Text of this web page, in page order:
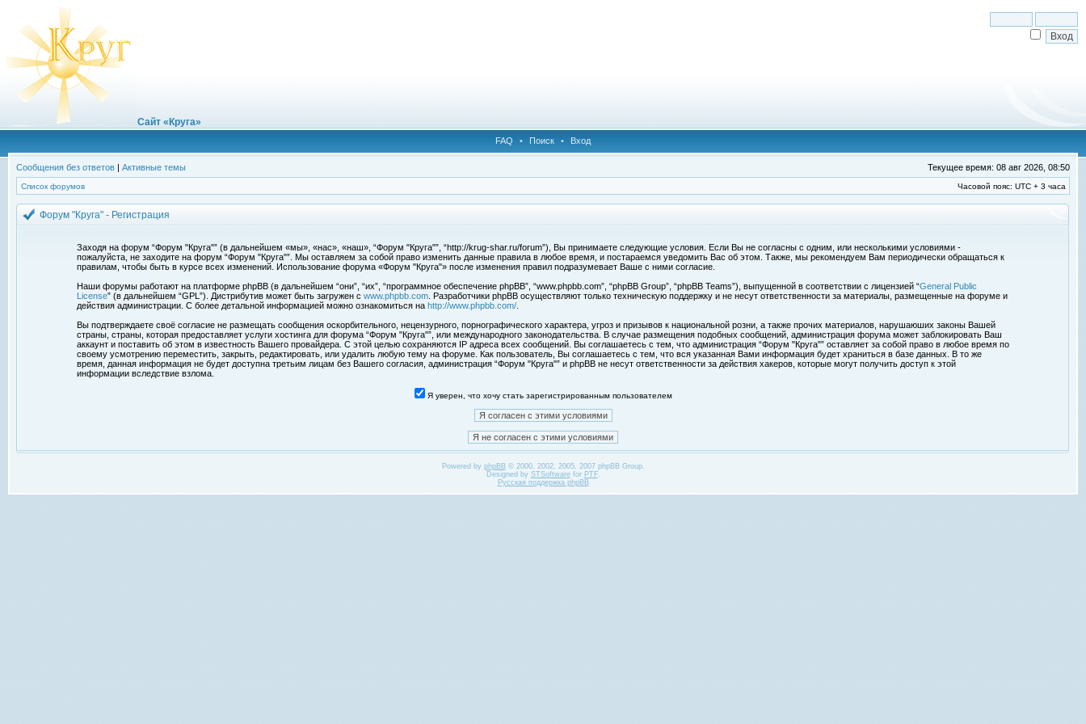
Сайт «Круга»
FAQ • Поиск • Вход
Сообщения без ответов | Активные темы Текущее время: 08 авг 2026, 08:50
Список форумов Часовой пояс: UTC + 3 часа
Форум "Круга" - Регистрация
Заходя на форум “Форум "Круга"” (в дальнейшем «мы», «нас», «наш», “Форум "Круга"”, “http://krug-shar.ru/forum”), Вы принимаете следующие условия. Если Вы не согласны с одним, или несколькими условиями -
пожалуйста, не заходите на форум “Форум "Круга"”. Мы оставляем за собой право изменить данные правила в любое время, и постараемся уведомить Вас об этом. Также, мы рекомендуем Вам периодически обращаться к
правилам, чтобы быть в курсе всех изменений. Использование форума «Форум "Круга"» после изменения правил подразумевает Ваше с ними согласие.
Наши форумы работают на платформе phpBB (в дальнейшем “они”, “их”, “программное обеспечение phpBB”, “www.phpbb.com”, “phpBB Group”, “phpBB Teams”), выпущенной в соответствии с лицензией “General Public
License” (в дальнейшем “GPL”). Дистрибутив может быть загружен с www.phpbb.com . Разработчики phpBB осуществляют только техническую поддержку и не несут ответственности за материалы, размещенные на форуме и
действия администрации. С более детальной информацией можно ознакомиться на http://www.phpbb.com/
Вы подтверждаете своё согласие не размещать сообщения оскорбительного, нецензурного, порнографического характера, угроз и призывов к национальной розни, а также прочих материалов, нарушаюших законы Вашей
страны, страны, которая предоставляет услуги хостинга для форума “Форум "Круга"”, или международного законодательства. В случае размещения подобных сообщений, администрация форума может заблокировать Ваш
аккаунт и поставить об этом в известность Вашего провайдера. С этой целью сохраняются IP адреса всех сообщений. Вы соглашаетесь с тем, что администрация “Форум "Круга"” оставляет за собой право в любое время по
своему усмотрению переместить, закрыть, редактировать, или удалить любую тему на форуме. Как пользователь, Вы соглашаетесь с тем, что вся указанная Вами информация будет храниться в базе данных. В то же
время, данная информация не будет доступна третьим лицам без Вашего согласия, администрация “Форум "Круга"” и phpBB не несут ответственности за действия хакеров, которые могут получить доступ к этой
информации вследствие взлома.
Я уверен, что хочу стать зарегистрированным пользователем
Powered by phpBB© 2000, 2002, 2005, 2007 phpBB Group.
Designed by STSoftwarefor PTF.
Русская поддержка phpBB